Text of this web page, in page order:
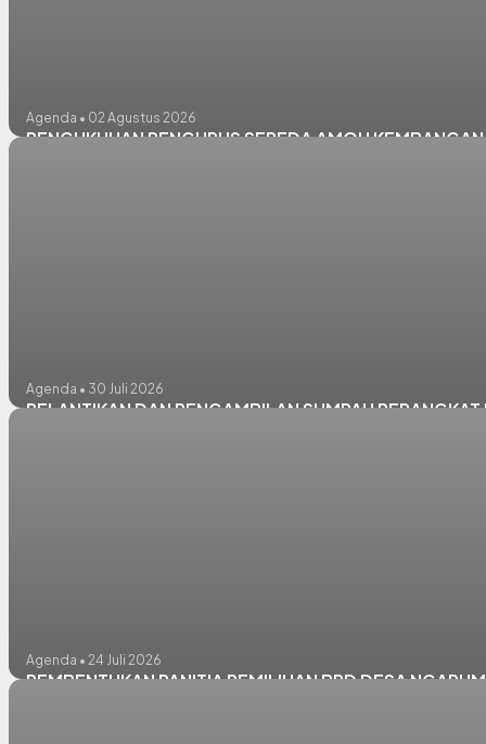
Agenda • 02 Agustus 2026
PENGUKUHAN PENGURUS SEPEDA AMOH
Agenda • 30 Juli 2026
PELANTIKAN DAN PENGAMBILAN SUMPAH
Agenda • 24 Juli 2026
PEMBENTUKAN PANITIA PEMILIHAN BPD DESA